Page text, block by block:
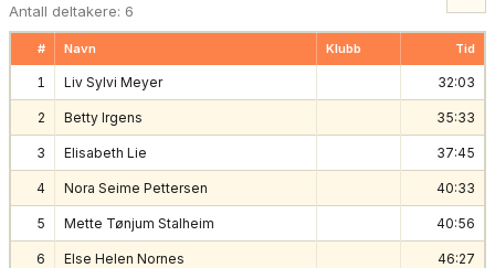
Antall deltakere: 6
# Navn Klubb Tid
1 Liv Sylvi Meyer 32:03
2 Betty Irgens 35:33
3 Elisabeth Lie 37:45
4 Nora Seime Pettersen 40:33
5 Mette Tønjum Stalheim 40:56
6 Else Helen Nornes 46:27